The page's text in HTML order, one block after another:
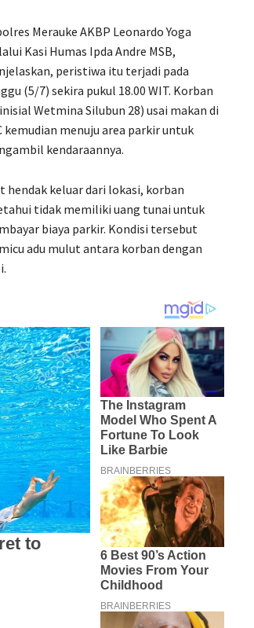
Merauke AKBP Leonardo Yoga
Kasi Humas Ipda Andre MSB,
peristiwa itu terjadi pada
(5/7) sekira pukul 18.00 WIT. Korban
Wetmina Silubun 28) usai makan di
kemudian menuju area parkir untuk
kendaraannya.
hendak keluar dari lokasi, korban
tidak memiliki uang tunai untuk
biaya parkir. Kondisi tersebut
adu mulut antara korban dengan